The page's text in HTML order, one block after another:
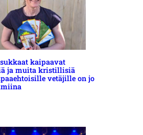
kaipaavat
ja muita kristillisiä
vetäjille on jo